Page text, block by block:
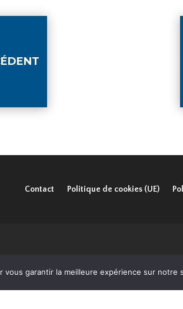
Contact Politique de cookies (UE)
AISPJA ©
vous garantir la meilleure expérience sur